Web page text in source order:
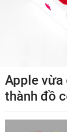
Apple
thành đồ